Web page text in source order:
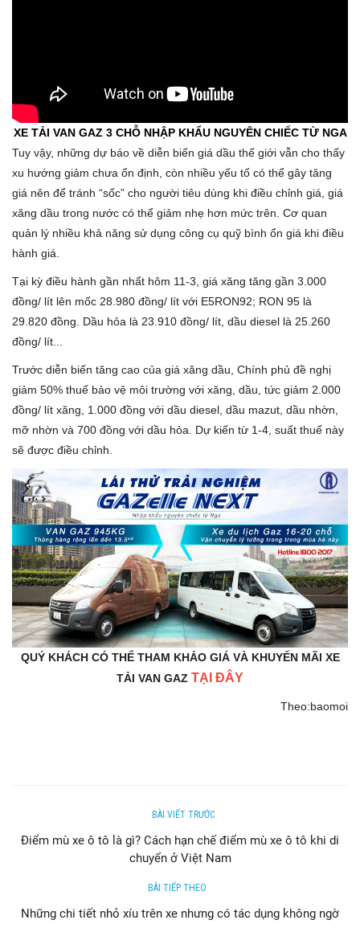
XE TẢI VAN GAZ 3 CHỖ NHẬP KHẨU NGUYÊN CHIẾC TỪ NGA
Tuy vậy, những dự báo về diễn biến giá dầu thế giới vẫn cho thấy
xu hướng giảm chưa ổn định, còn nhiều yếu tố có thể gây tăng
giá nên để tránh “sốc” cho người tiêu dùng khi điều chỉnh giá, giá
xăng dầu trong nước có thể giảm nhẹ hơn mức trên. Cơ quan
quản lý nhiều khả năng sử dụng công cụ quỹ bình ổn giá khi điều
hành giá.
Tại kỳ điều hành gần nhất hôm 11-3, giá xăng tăng gần 3.000
đồng/ lít lên mốc 28.980 đồng/ lít với E5RON92; RON 95 là
29.820 đồng. Dầu hỏa là 23.910 đồng/ lít, dầu diesel là 25.260
đồng/ lít...
Trước diễn biến tăng cao của giá xăng dầu, Chính phủ đề nghị
giảm 50% thuế bảo vệ môi trường với xăng, dầu, tức giảm 2.000
đồng/ lít xăng, 1.000 đồng với dầu diesel, dầu mazut, dầu nhờn,
mỡ nhờn và 700 đồng với dầu hỏa. Dự kiến từ 1-4, suất thuế này
sẽ được điều chỉnh.
QUÝ KHÁCH CÓ THỂ THAM KHẢO GIÁ VÀ KHUYẾN MÃI XE
TẢI VAN GAZ TẠI ĐÂY
Theo:baomoi
BÀI VIẾT TRƯỚC
Điểm mù xe ô tô là gì? Cách hạn chế điểm mù xe ô tô khi di
chuyển ở Việt Nam
BÀI TIẾP THEO
Những chi tiết nhỏ xíu trên xe nhưng có tác dụng không ngờ